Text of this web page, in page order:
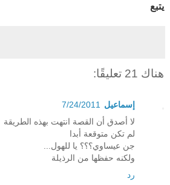
يتبع
هناك 21 تعليقًا:
إسماعيل
7/24/2011
لا أصدق أن القصة انتهت بهذه الطريقة
لم تكن متوقعة أبدا
جن عيساوي؟؟؟ يا للهول...
ولكنه حفظها من الرذيلة
رد